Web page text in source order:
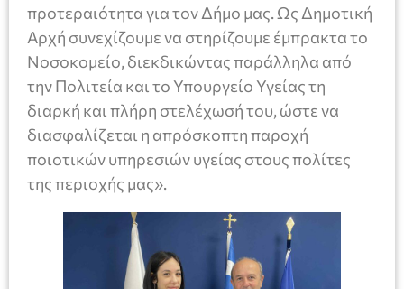
προτεραιότητα για τον Δήμο μας. Ως Δημοτική
Αρχή συνεχίζουμε να στηρίζουμε έμπρακτα το
Νοσοκομείο, διεκδικώντας παράλληλα από
την Πολιτεία και το Υπουργείο Υγείας τη
διαρκή και πλήρη στελέχωσή του, ώστε να
διασφαλίζεται η απρόσκοπτη παροχή
ποιοτικών υπηρεσιών υγείας στους πολίτες
της περιοχής μας».